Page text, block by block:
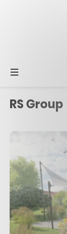
RS Group